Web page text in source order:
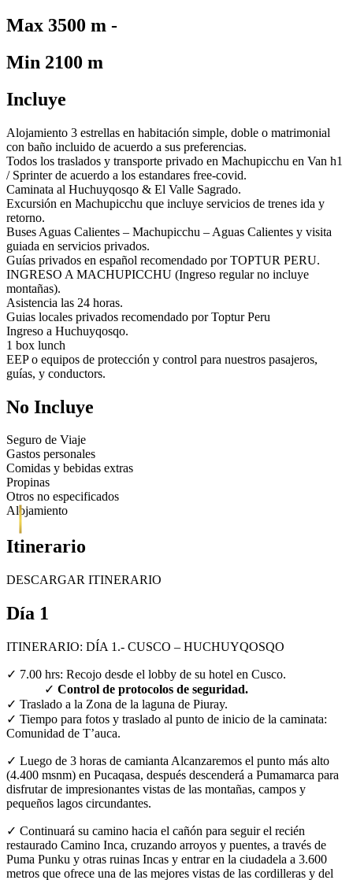
Max 3500 m -
Min 2100 m
Incluye
Alojamiento 3 estrellas en habitación simple, doble o matrimonial
con baño incluido de acuerdo a sus preferencias.
Todos los traslados y transporte privado en Machupicchu en Van h1
/ Sprinter de acuerdo a los estandares free-covid.
Caminata al Huchuyqosqo & El Valle Sagrado.
Excursión en Machupicchu que incluye servicios de trenes ida y
retorno.
Buses Aguas Calientes – Machupicchu – Aguas Calientes y visita
guiada en servicios privados.
Guías privados en español recomendado por TOPTUR PERU.
INGRESO A MACHUPICCHU (Ingreso regular no incluye
montañas).
Asistencia las 24 horas.
Guias locales privados recomendado por Toptur Peru
Ingreso a Huchuyqosqo.
1 box lunch
EEP o equipos de protección y control para nuestros pasajeros,
guías, y conductors.
No Incluye
Seguro de Viaje
Gastos personales
Comidas y bebidas extras
Propinas
Otros no especificados
Alojamiento
Itinerario
DESCARGAR ITINERARIO
Día 1
ITINERARIO: DÍA 1.- CUSCO – HUCHUYQOSQO
✓ 7.00 hrs: Recojo desde el lobby de su hotel en Cusco.
✓ Control de protocolos de seguridad.
✓ Traslado a la Zona de la laguna de Piuray.
✓ Tiempo para fotos y traslado al punto de inicio de la caminata:
Comunidad de T’auca.
✓ Luego de 3 horas de camianta Alcanzaremos el punto más alto
(4.400 msnm) en Pucaqasa, después descenderá a Pumamarca para
disfrutar de impresionantes vistas de las montañas, campos y
pequeños lagos circundantes.
✓ Continuará su camino hacia el cañón para seguir el recién
restaurado Camino Inca, cruzando arroyos y puentes, a través de
Puma Punku y otras ruinas Incas y entrar en la ciudadela a 3.600
metros que ofrece una de las mejores vistas de las cordilleras y del